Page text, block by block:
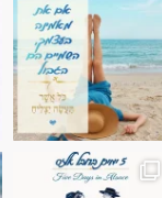
פשוט יותר. החול, הי